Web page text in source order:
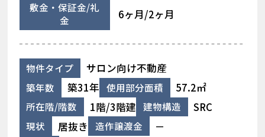
敷金・保証金/礼
金
6ヶ月/2ヶ月
物件タイプ サロン向け不動産
築年数 築31年 使用部分面積 57.2㎡
所在階/階数 1階/3階建 建物構造 SRC
現状 居抜き 造作譲渡金 －